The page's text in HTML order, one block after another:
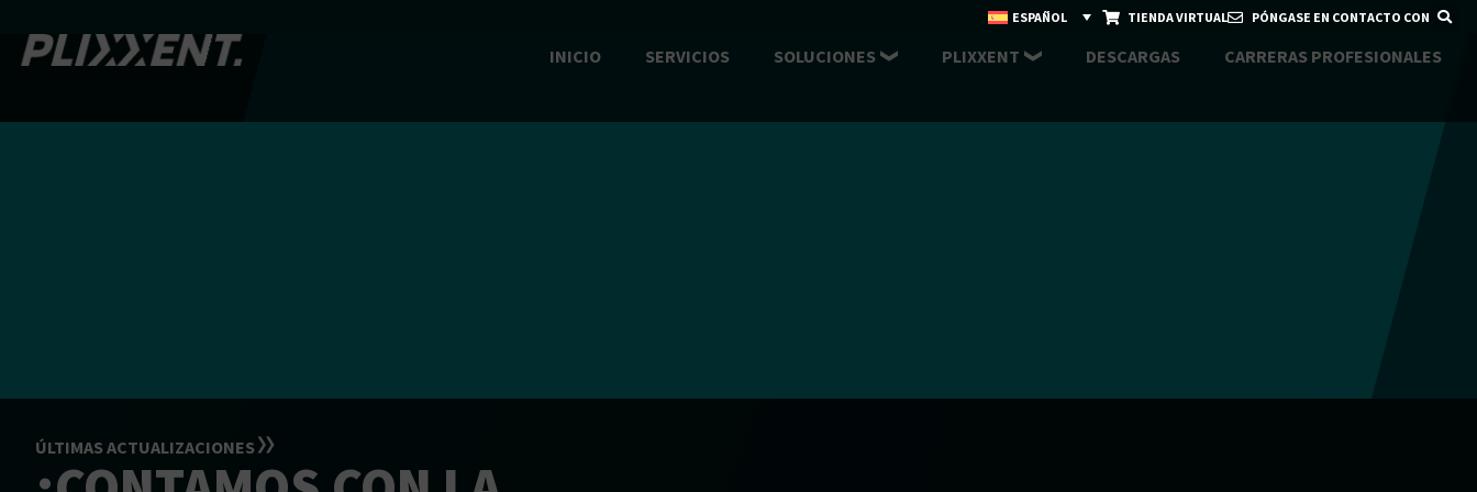
ESPAÑOL TIENDA VIRTUAL PÓNGASE EN CONTACTO CON
INICIO SERVICIOS SOLUCIONES PLIXXENT DESCARGAS CARRERAS PROFESIONALES
ÚLTIMAS ACTUALIZACIONES